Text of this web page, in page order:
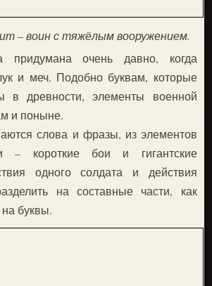
– воин с тяжёлым вооружением.
придумана очень давно, когда
и меч. Подобно буквам, которые
в древности, элементы военной
и поныне.
слова и фразы, из элементов
– короткие бои и гигантские
одного солдата и действия
на составные части, как
буквы.